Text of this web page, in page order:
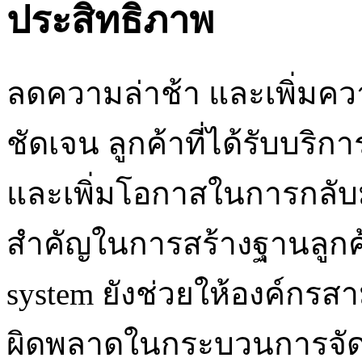
ประสิทธิภาพ
ลดความล่าช้า และเพิ่มค
ชัดเจน ลูกค้าที่ได้รับบริก
และเพิ่มโอกาสในการกลั
สำคัญในการสร้างฐานลูก
system ยังช่วยให้องค์กร
ผิดพลาดในกระบวนการ